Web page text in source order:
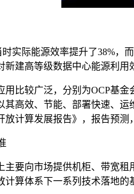
能源效率提升了38%，而成
建高等级数据中心能源利用
较广泛，分别为OCP基金
高效、节能、部署快速、运
计算发展报告》，报告预测
向市场提供机柜、带宽租
计算体系下一系列技术落地